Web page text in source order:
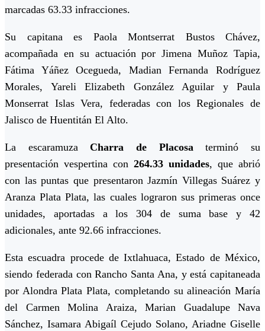
marcadas 63.33 infracciones.
Su capitana es Paola Montserrat Bustos Chávez,
acompañada en su actuación por Jimena Muñoz Tapia,
Fátima Yáñez Ocegueda, Madian Fernanda Rodríguez
Morales, Yareli Elizabeth González Aguilar y Paula
Monserrat Islas Vera, federadas con los Regionales de
Jalisco de Huentitán El Alto.
La escaramuzaCharra de Placosaterminó su
presentación vespertina con 264.33 unidades, que abrió
con las puntas que presentaron Jazmín Villegas Suárez y
Aranza Plata Plata, las cuales lograron sus primeras once
unidades, aportadas a los 304 de suma base y 42
adicionales, ante 92.66 infracciones.
Esta escuadra procede de Ixtlahuaca, Estado de México,
siendo federada con Rancho Santa Ana, y está capitaneada
por Alondra Plata Plata, completando su alineación María
del Carmen Molina Araiza, Marian Guadalupe Nava
Sánchez, Isamara Abigaíl Cejudo Solano, Ariadne Giselle